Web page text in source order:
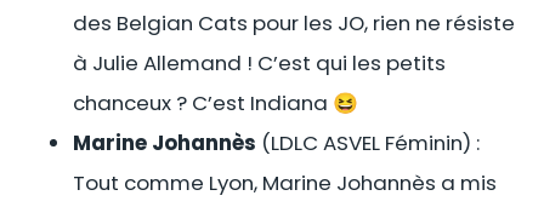
des Belgian Cats pour les JO, rien ne résiste
à Julie Allemand ! C’est qui les petits
chanceux ? C’est Indiana 😆
Marine Johannès (LDLC ASVEL Féminin) :
Tout comme Lyon, Marine Johannès a mis